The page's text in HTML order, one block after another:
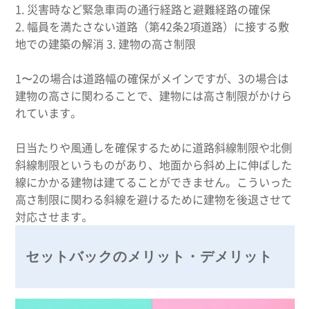
1. 災害時など緊急車両の通行経路と避難経路の確保
2. 幅員を満たさない道路（第42条2項道路）に接する敷
地での建築の解消 3. 建物の高さ制限
1〜2の場合は道路幅の確保がメインですが、3の場合は
建物の高さに関わることで、建物には高さ制限がかけら
れています。
日当たりや風通しを確保するために道路斜線制限や北側
斜線制限というものがあり、地面から斜め上に伸ばした
線にかかる建物は建てることができません。こういった
高さ制限に関わる斜線を避けるために建物を後退させて
対応させます。
セットバックのメリット・デメリット